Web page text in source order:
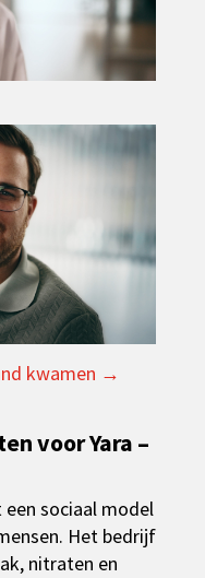
kwamen →
voor Yara –
sociaal model
Het bedrijf
nitraten en